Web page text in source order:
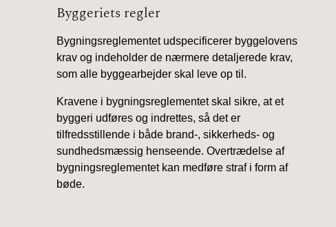
Information
Byggeriets regler
Bygningsreglementet udspecificerer byggelovens
krav og indeholder de nærmere detaljerede krav,
som alle byggearbejder skal leve op til.
Kravene i bygningsreglementet skal sikre, at et
byggeri udføres og indrettes, så det er
tilfredsstillende i både brand-, sikkerheds- og
sundhedsmæssig henseende. Overtrædelse af
bygningsreglementet kan medføre straf i form af
bøde.